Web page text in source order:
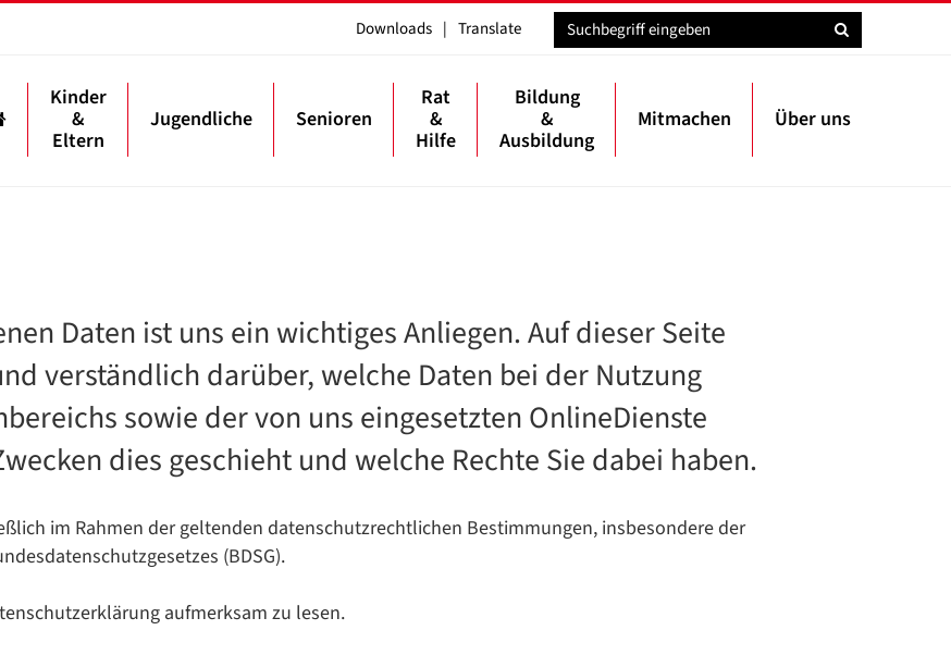
Downloads | Translate
Kinder
&
Eltern
Jugendliche Senioren
Rat
&
Hilfe
Bildung
&
Ausbildung
Mitmachen Über uns
Daten ist uns ein wichtiges Anliegen. Auf dieser Seite
verständlich darüber, welche Daten bei der Nutzung
sowie der von uns eingesetzten OnlineDienste
dies geschieht und welche Rechte Sie dabei haben.
im Rahmen der geltenden datenschutzrechtlichen Bestimmungen, insbesondere der
(BDSG).
aufmerksam zu lesen.